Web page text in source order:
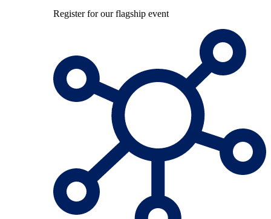
Register for our flagship event